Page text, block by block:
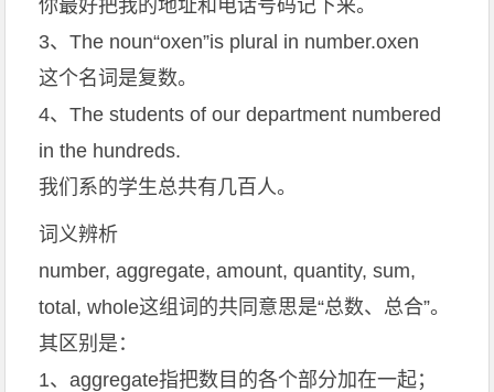
你最好把我的地址和电话号码记下来。
3、The noun“oxen”is plural in number.oxen
这个名词是复数。
4、The students of our department numbered
in the hundreds.
我们系的学生总共有几百人。
词义辨析
number, aggregate, amount, quantity, sum,
total, whole这组词的共同意思是“总数、总合”。
其区别是：
1、aggregate指把数目的各个部分加在一起；